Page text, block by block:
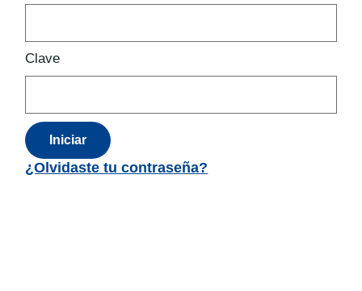
Clave
Iniciar
¿Olvidaste tu contraseña?